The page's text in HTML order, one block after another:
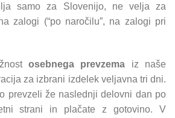
samo za Slovenijo, ne velja za
zalogi (“po naročilu”, na zalogi pri
osebnega prevzema iz naše
za izbrani izdelek veljavna tri dni.
prevzeli že naslednji delovni dan po
strani in plačate z gotovino. V